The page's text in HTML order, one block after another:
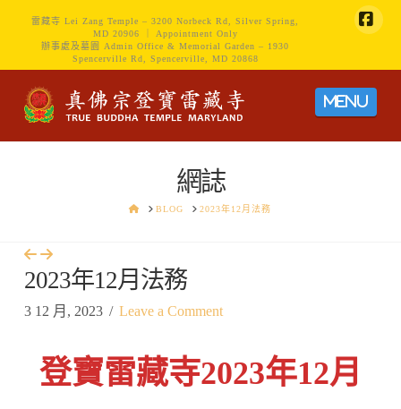
雷藏寺 Lei Zang Temple – 3200 Norbeck Rd, Silver Spring,
MD 20906 ｜ Appointment Only
辦事處及墓園 Admin Office & Memorial Garden – 1930
Spencerville Rd, Spencerville, MD 20868
網誌
HOMEBLOG 2023年12月法務
2023年12月法務
3 12 月, 2023 Leave a Comment
登寶雷藏寺2023年12月